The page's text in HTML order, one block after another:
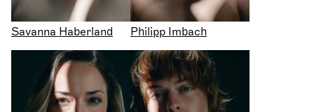
Savanna Haberland Philipp Imbach